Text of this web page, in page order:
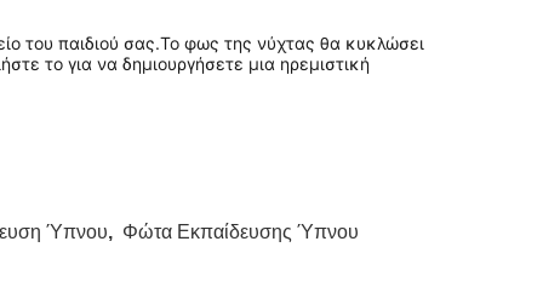
του παιδιού σας.Το φως της νύχτας θα κυκλώσει
το για να δημιουργήσετε μια ηρεμιστική
Ύπνου, Φώτα Εκπαίδευσης Ύπνου